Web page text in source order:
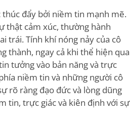
đẩy bởi niềm tin mạnh mẽ.
thật cảm xúc, thường hành
trái. Tính khí nóng nảy của cô
thành, ngay cả khi thể hiện qua
tưởng vào bản năng và trực
niềm tin và những người cô
rõ ràng đạo đức và lòng dũng
tin, trực giác và kiên định với sự